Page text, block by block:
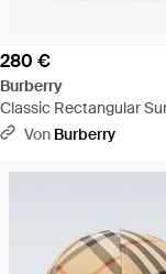
280 €
Burberry
Classic Rectangular
Schwarz
Von Burberry